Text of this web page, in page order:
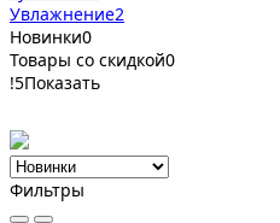
Увлажнение2
Новинки0
Товары со скидкой0
!5Показать
Фильтры